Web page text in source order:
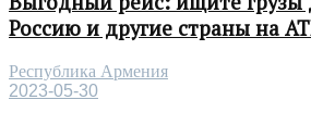
Россию и другие страны на
Республика Армения
2023-05-30